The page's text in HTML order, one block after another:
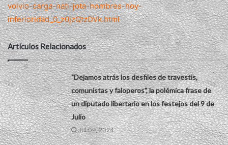
volvio-carga-nati-jota-hombres-hoy-
inferioridad_0_z0jzQtzDVk.html
Artículos Relacionados
"Dejamos atrás los desfiles de travestis,
comunistas y faloperos", la polémica frase de
un diputado libertario en los festejos del 9 de
Julio
Jul 09, 2024